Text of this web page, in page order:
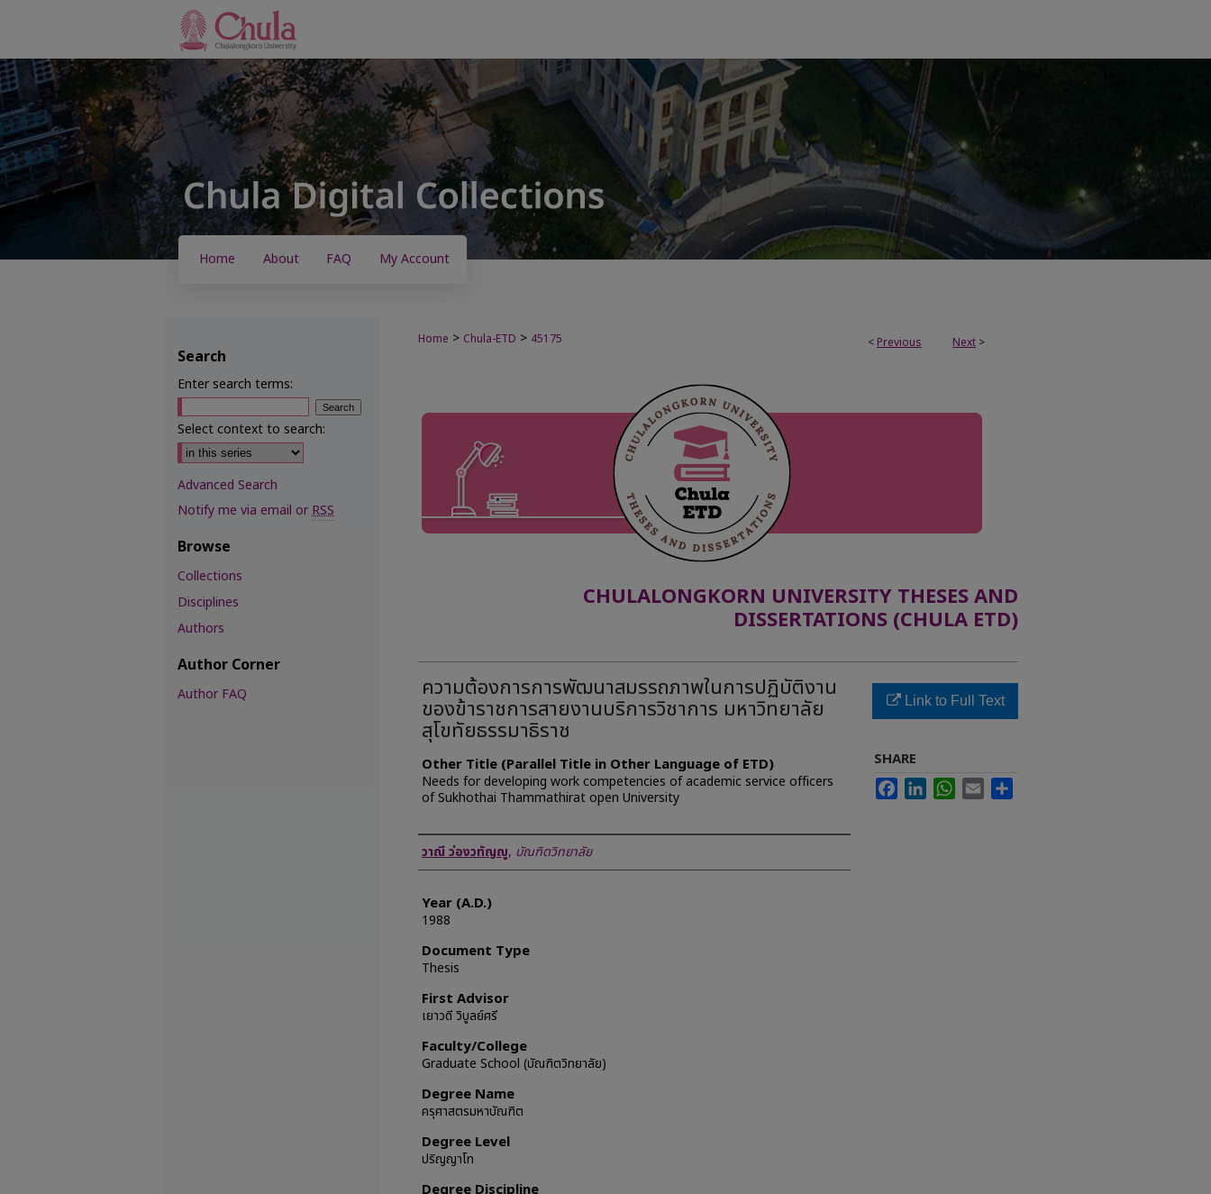
Home About FAQ My Account
< Previous Next >
Home > Chula-ETD > 45175
CHULALONGKORN UNIVERSITY THESES AND
DISSERTATIONS (CHULA ETD)
ความต้องการการพัฒนาสมรรถภาพในการปฏิบัติงาน
ของข้าราชการสายงานบริการวิชาการ มหาวิทยาลัย
สุโขทัยธรรมาธิราช
Other Title (Parallel Title in Other Language of ETD)
Needs for developing work competencies of academic service officers
of Sukhothai Thammathirat open University
Author
วาณี ว่องวทัญญู, บัณฑิตวิทยาลัย
Year (A.D.)
1988
Document Type
Thesis
First Advisor
เยาวดี วิบูลย์ศรี
Faculty/College
Graduate School (บัณฑิตวิทยาลัย)
Degree Name
ครุศาสตรมหาบัณฑิต
Degree Level
ปริญญาโท
Link to Full Text
SHARE
FacebookLinkedInWhatsApp
Email
Search
Enter search terms:
Select context to search:
Advanced Search
Notify me via email orRSS
Browse
Collections
Disciplines
Authors
Author Corner
Author FAQ